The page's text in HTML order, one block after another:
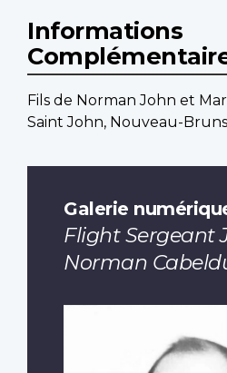
Informations
Fils de Norman John et
Saint John, Nouveau-
Galerie
Flight Sergeant
Norman